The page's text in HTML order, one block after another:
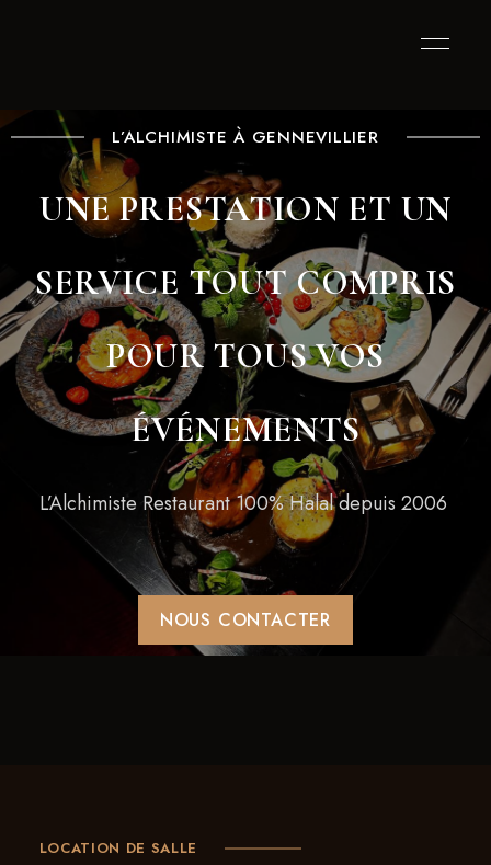
L’ALCHIMISTE À GENNEVILLIER
UNE PRESTATION ET UN
SERVICE TOUT COMPRIS
POUR TOUS VOS
ÉVÉNEMENTS
L’Alchimiste Restaurant 100% Halal depuis 2006
NOUS CONTACTER
LOCATION DE SALLE